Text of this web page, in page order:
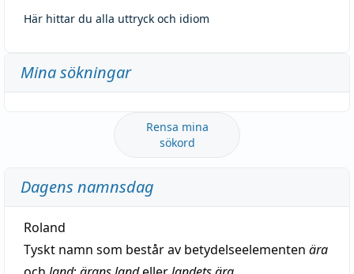
Här hittar du alla uttryck och idiom
Mina sökningar
Rensa mina
sökord
Dagens namnsdag
Roland
Tyskt namn som består av betydelseelementen ära